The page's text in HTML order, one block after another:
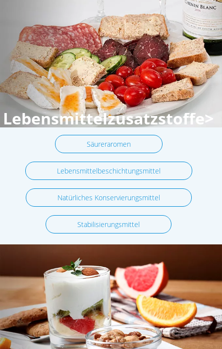
Lebensmittelzusatzstoffe>
Säureraromen
Lebensmittelbeschichtungsmittel
Natürliches Konservierungsmittel
Stabilisierungsmittel